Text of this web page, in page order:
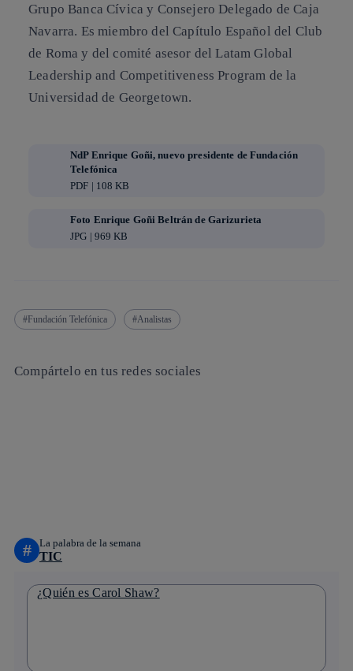
Grupo Banca Cívica y Consejero Delegado de Caja
Navarra. Es miembro del Capítulo Español del Club
de Roma y del comité asesor del Latam Global
Leadership and Competitiveness Program de la
Universidad de Georgetown.
NdP Enrique Goñi, nuevo presidente de Fundación
Telefónica
PDF | 108 KB
Foto Enrique Goñi Beltrán de Garizurieta
JPG | 969 KB
Fundación Telefónica Analistas
Compártelo en tus redes sociales
# La palabra de la semana
TIC
¿Quién es Carol Shaw?